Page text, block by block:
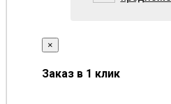
×
Заказ в 1 клик